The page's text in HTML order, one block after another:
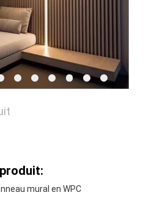
mural en WPC